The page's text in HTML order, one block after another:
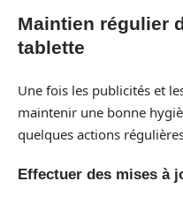
Maintien régulier
tablette
Une fois les publicités et
maintenir une bonne
quelques actions
Effectuer des mises à